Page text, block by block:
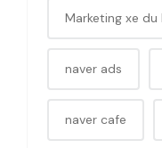
Marketing xe du
naver ads
naver cafe